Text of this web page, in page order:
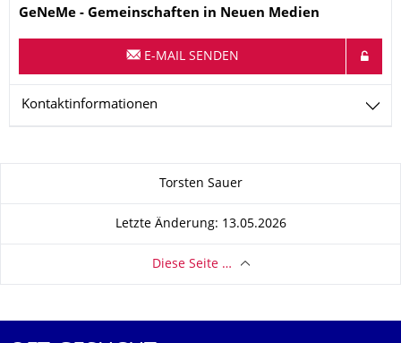
Name
GeNeMe - Gemeinschaften in Neuen Medien
E-MAIL SENDEN
Kontaktinformationen
Torsten Sauer
Letzte Änderung: 13.05.2026
Diese Seite …